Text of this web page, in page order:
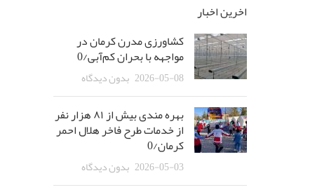
اخرین اخبار
کشاورزی مدرن کرمان در
مواجهه با بحران کم‌آبی/0
2026-05-08 بدون دیدگاه
بهره مندی بیش از ٨١ هزار نفر
از خدمات طرح فاخر هلال احمر
کرمان/0
2026-05-03 بدون دیدگاه